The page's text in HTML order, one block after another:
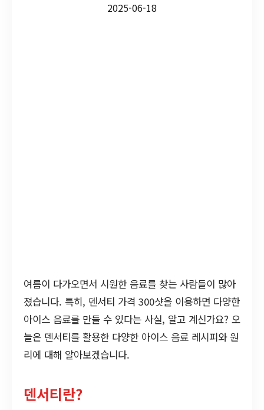
2025-06-18
여름이 다가오면서 시원한 음료를 찾는 사람들이 많아
졌습니다. 특히, 덴서티 가격 300샷을 이용하면 다양한
아이스 음료를 만들 수 있다는 사실, 알고 계신가요? 오
늘은 덴서티를 활용한 다양한 아이스 음료 레시피와 원
리에 대해 알아보겠습니다.
덴서티란?